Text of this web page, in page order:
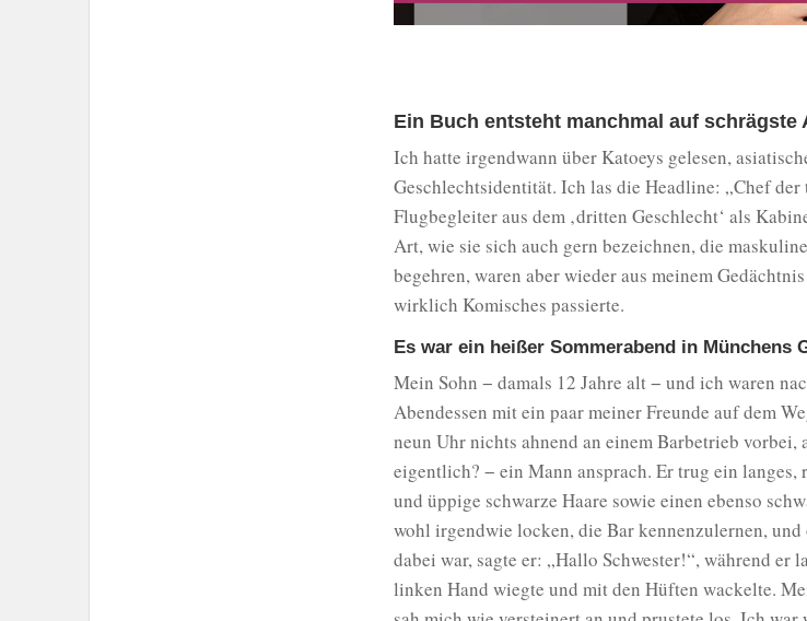
Ein Buch entsteht manchmal auf schrägste
Ich hatte irgendwann über Katoeys gelesen,
Geschlechtsidentität. Ich las die Headline: „Chef
Flugbegleiter aus dem ‚dritten Geschlecht‘ als
Art, wie sie sich auch gern bezeichnen, die
begehren, waren aber wieder aus meinem
wirklich Komisches passierte.
Es war ein heißer Sommerabend in Münchens
Mein Sohn − damals 12 Jahre alt − und ich waren
Abendessen mit ein paar meiner Freunde auf dem
neun Uhr nichts ahnend an einem Barbetrieb vorbei,
eigentlich? − ein Mann ansprach. Er trug ein
und üppige schwarze Haare sowie einen ebenso
wohl irgendwie locken, die Bar kennenzulernen, und
dabei war, sagte er: „Hallo Schwester!“, während er
linken Hand wiegte und mit den Hüften wackelte.